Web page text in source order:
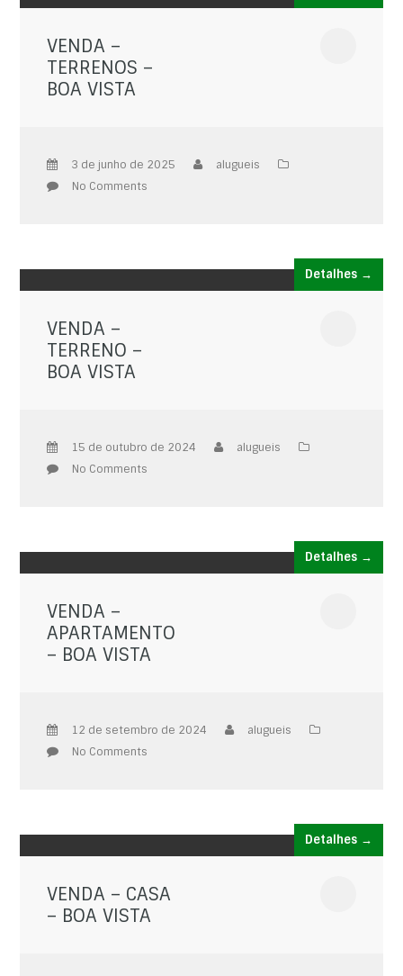
VENDA –
TERRENOS –
BOA VISTA
3 de junho de 2025
alugueis
No Comments
Detalhes →
VENDA –
TERRENO –
BOA VISTA
15 de outubro de 2024
alugueis
No Comments
Detalhes →
VENDA –
APARTAMENTO
– BOA VISTA
12 de setembro de 2024
alugueis
No Comments
Detalhes →
VENDA – CASA
– BOA VISTA